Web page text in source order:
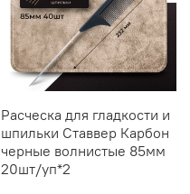
Расческа для гладкости и
шпильки Ставвер Карбон
черные волнистые 85мм
20шт/уп*2